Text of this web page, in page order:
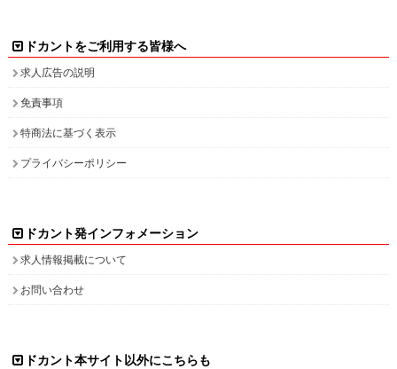
ドカントをご利用する皆様へ
求人広告の説明
免責事項
特商法に基づく表示
プライバシーポリシー
ドカント発インフォメーション
求人情報掲載について
お問い合わせ
ドカント本サイト以外にこちらも